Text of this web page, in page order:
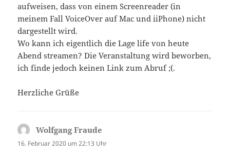
aufweisen, dass von einem Screenreader (in
meinem Fall VoiceOver auf Mac und iiPhone) nicht
dargestellt wird.
Wo kann ich eigentlich die Lage life von heute
Abend streamen? Die Veranstaltung wird beworben,
ich finde jedoch keinen Link zum Abruf ;(.
Herzliche Grüße
Wolfgang Fraude
16. Februar 2020 um 22:13 Uhr